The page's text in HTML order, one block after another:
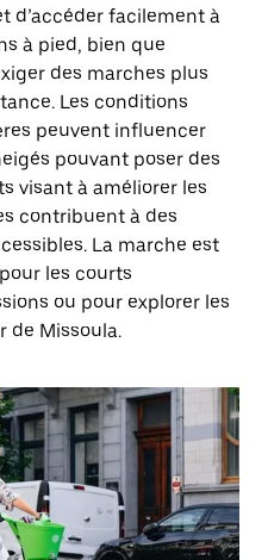
d’accéder facilement à
à pied, bien que
des marches plus
Les conditions
peuvent influencer
pouvant poser des
visant à améliorer les
contribuent à des
La marche est
les courts
ou pour explorer les
de Missoula.